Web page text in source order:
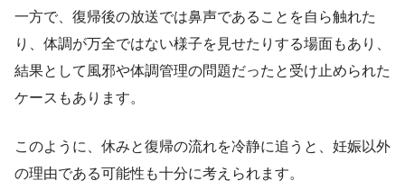
一方で、復帰後の放送では鼻声であることを自ら触れた
り、体調が万全ではない様子を見せたりする場面もあり、
結果として風邪や体調管理の問題だったと受け止められた
ケースもあります。
このように、休みと復帰の流れを冷静に追うと、妊娠以外
の理由である可能性も十分に考えられます。